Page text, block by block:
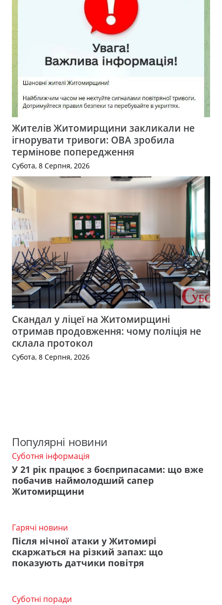
Жителів Житомирщини закликали не
ігнорувати тривоги: ОВА зробила
термінове попередження
Субота, 8 Серпня, 2026
Скандал у ліцеї на Житомирщині
отримав продовження: чому поліція не
склала протокол
Субота, 8 Серпня, 2026
Популярні новини
Суботня інформація
У 21 рік працює з боєприпасами: що вже
побачив наймолодший сапер
Житомирщини
Гарячі новини
Після нічної атаки у Житомирі
скаржаться на різкий запах: що
показують датчики повітря
Суботні поради